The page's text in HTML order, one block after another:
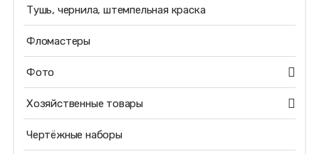
Тушь, чернила, штемпельная краска
Фломастеры
Фото
Хозяйственные товары
Чертёжные наборы